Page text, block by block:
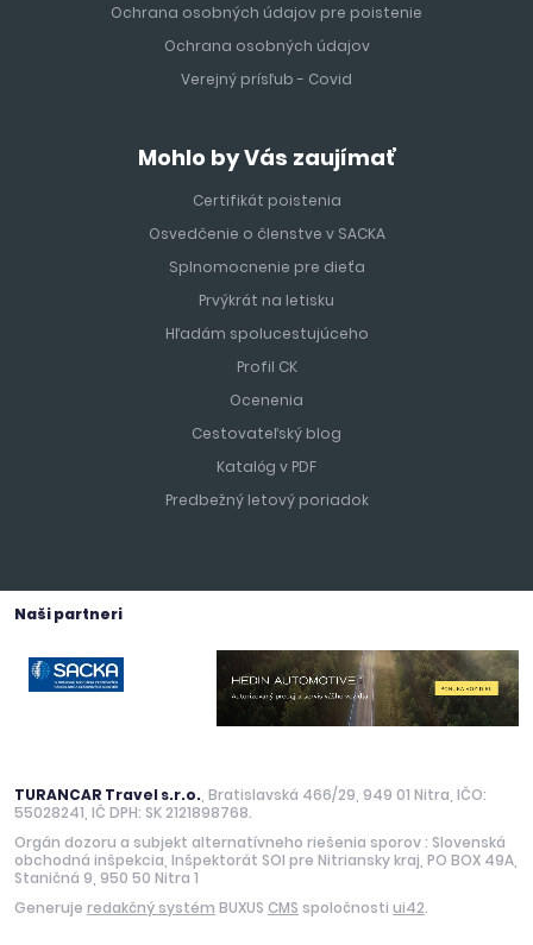
Ochrana osobných údajov pre poistenie
Ochrana osobných údajov
Verejný prísľub - Covid
Mohlo by Vás zaujímať
Certifikát poistenia
Osvedčenie o členstve v SACKA
Splnomocnenie pre dieťa
Prvýkrát na letisku
Hľadám spolucestujúceho
Profil CK
Ocenenia
Cestovateľský blog
Katalóg v PDF
Predbežný letový poriadok
Naši partneri
TURANCAR Travel s.r.o. , Bratislavská 466/29, 949 01 Nitra, IČO:
55028241, IČ DPH: SK 2121898768.
Orgán dozoru a subjekt alternatívneho riešenia sporov : Slovenská
obchodná inšpekcia, Inšpektorát SOI pre Nitriansky kraj, PO BOX 49A,
Staničná 9, 950 50 Nitra 1
Generuje redakčný systém BUXUS CMS spoločnosti ui42.